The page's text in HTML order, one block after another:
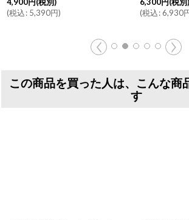
(税込: 5,390円)
(税込:6,930
この商品を買った人は、こんな商
す